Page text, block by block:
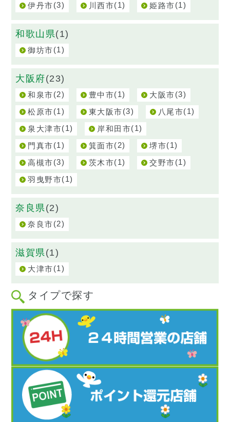
伊丹市(3) 川西市(1) 姫路市(1)
和歌山県(1)
御坊市(1)
大阪府(23)
和泉市(2) 豊中市(1) 大阪市(3)
松原市(1) 東大阪市(3) 八尾市(1)
泉大津市(1) 岸和田市(1)
門真市(1) 箕面市(2) 堺市(1)
高槻市(3) 茨木市(1) 交野市(1)
羽曳野市(1)
奈良県 (2)
奈良市(2)
滋賀県 (1)
大津市(1)
タイプで探す